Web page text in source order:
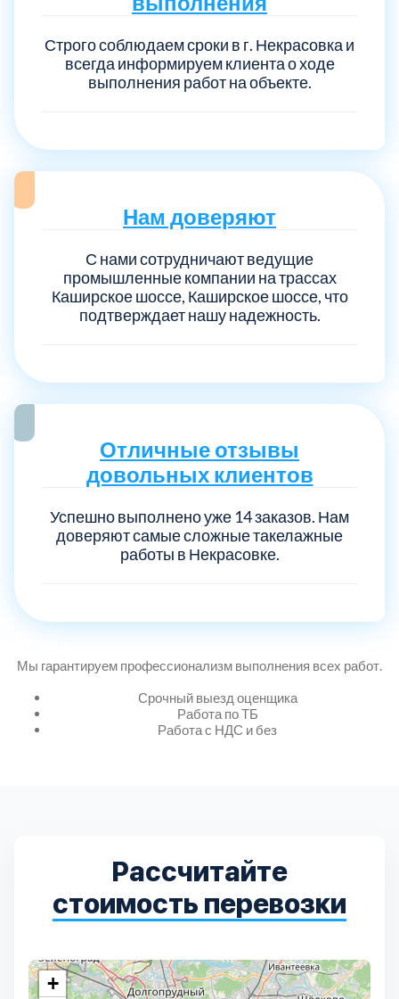
Строго соблюдаем сроки в г. Некрасовка и
всегда информируем клиента о ходе
выполнения работ на объекте.
Нам доверяют
С нами сотрудничают ведущие
промышленные компании на трассах
Каширское шоссе, Каширское шоссе, что
подтверждает нашу надежность.
Отличные отзывы
довольных клиентов
Успешно выполнено уже 14 заказов. Нам
доверяют самые сложные такелажные
работы в Некрасовке.
Мы гарантируем профессионализм выполнения всех работ.
Срочный выезд оценщика
Работа по ТБ
Работа с НДС и без
Рассчитайте
стоимость перевозки
+
Выберите город:
Богородский
Воскресенский
Домодедовский
Истринский
Каширский